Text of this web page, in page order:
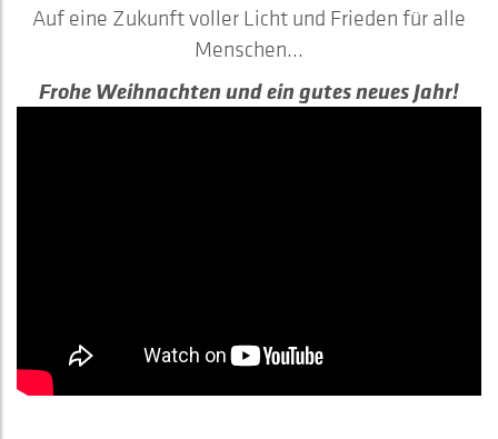
Auf eine Zukunft voller Licht und Frieden für alle
Menschen...
Frohe Weihnachten und ein gutes neues Jahr!